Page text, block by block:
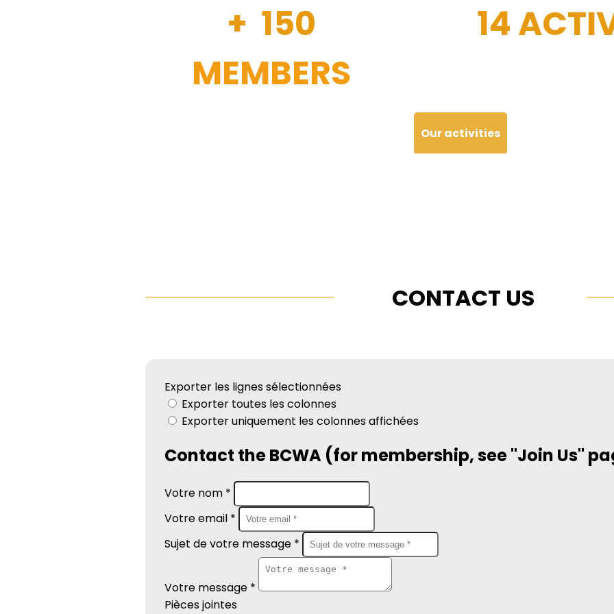
+ 150
MEMBERS
14
Our activities
CONTACT US